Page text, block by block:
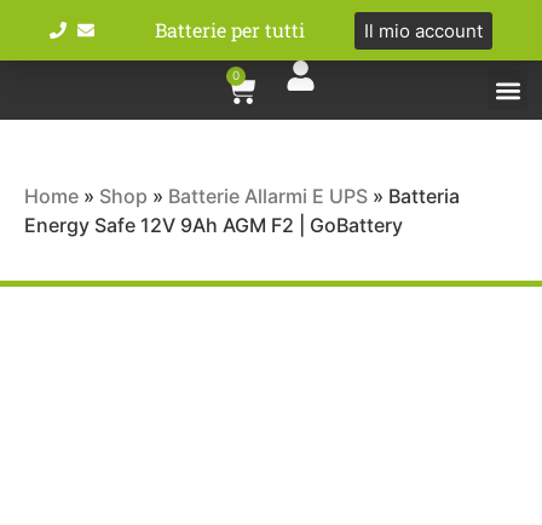
Batterie per tutti Il mio account
0
Home » Shop » Batterie Allarmi E UPS » Batteria
Energy Safe 12V 9Ah AGM F2 | GoBattery